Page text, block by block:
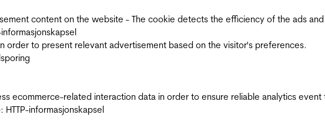
content on the website - The cookie detects the efficiency of the ads
informasjonskapsel
order to present relevant advertisement based on the visitor's preferences.
ecommerce-related interaction data in order to ensure reliable analytics
: HTTP-informasjonskapsel